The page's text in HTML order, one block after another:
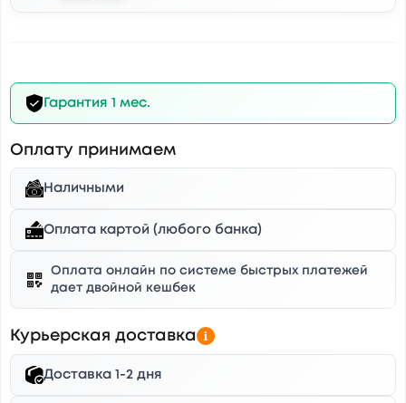
Гарантия 1 мес.
Оплату принимаем
Наличными
Оплата картой (любого банка)
Оплата онлайн по системе быстрых платежей
дает двойной кешбек
Курьерская доставка
Доставка 1-2 дня